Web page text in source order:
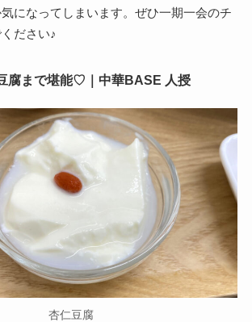
になってしまいます。ぜひ一期一会のチ
ださい♪
腐まで堪能♡｜中華BASE 人授
杏仁豆腐